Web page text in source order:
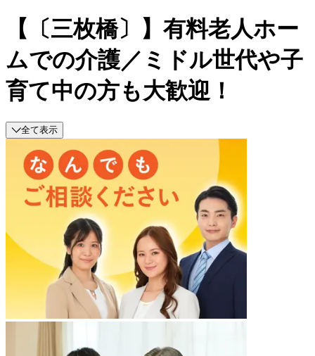
【〔三枚橋〕】有料老人ホー
ムでの介護／ミドル世代や子
育て中の方も大歓迎！
全て表示